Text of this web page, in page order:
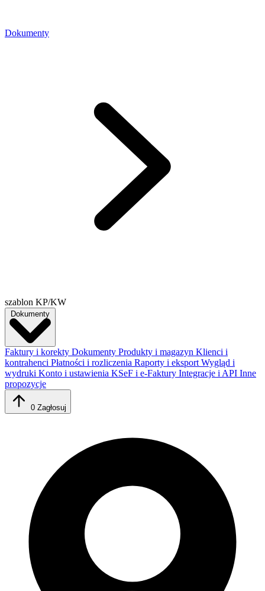
Dokumenty
szablon KP/KW
Dokumenty
Faktury i korekty Dokumenty Produkty i magazyn Klienci i
kontrahenci Płatności i rozliczenia Raporty i eksport Wygląd i
wydruki Konto i ustawienia KSeF i e-Faktury Integracje i API Inne
propozycje
0 Zagłosuj